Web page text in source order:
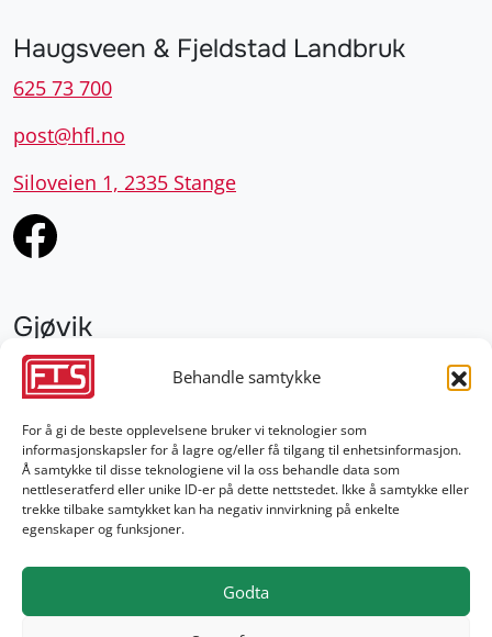
Behandle samtykke
For å gi de beste opplevelsene bruker vi teknologier som
informasjonskapsler for å lagre og/eller få tilgang til enhetsinformasjon.
Å samtykke til disse teknologiene vil la oss behandle data som
nettleseratferd eller unike ID-er på dette nettstedet. Ikke å samtykke eller
trekke tilbake samtykket kan ha negativ innvirkning på enkelte
egenskaper og funksjoner.
Godta
Haugsveen & Fjeldstad Landbruk
625 73 700
post@hfl.no
Siloveien 1, 2335 Stange
Gjøvik
952 28 000
Damvegen 4, 2827 Hunndalen